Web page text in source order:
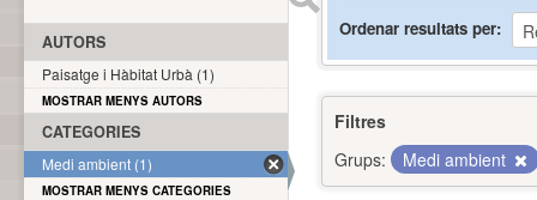
Ordenar resultats per
Filtres
Grups:
Medi ambient
AUTORS
Paisatge i Hàbitat Urbà (1)
MOSTRAR MENYS AUTORS
CATEGORIES
Medi ambient (1)
MOSTRAR MENYS CATEGORIES